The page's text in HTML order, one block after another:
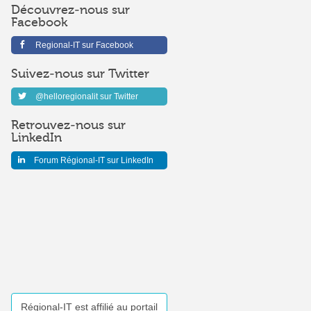
Découvrez-nous sur
Facebook
Regional-IT sur Facebook
Suivez-nous sur Twitter
@helloregionalit sur Twitter
Retrouvez-nous sur
LinkedIn
Forum Régional-IT sur LinkedIn
Régional-IT est affilié au portail